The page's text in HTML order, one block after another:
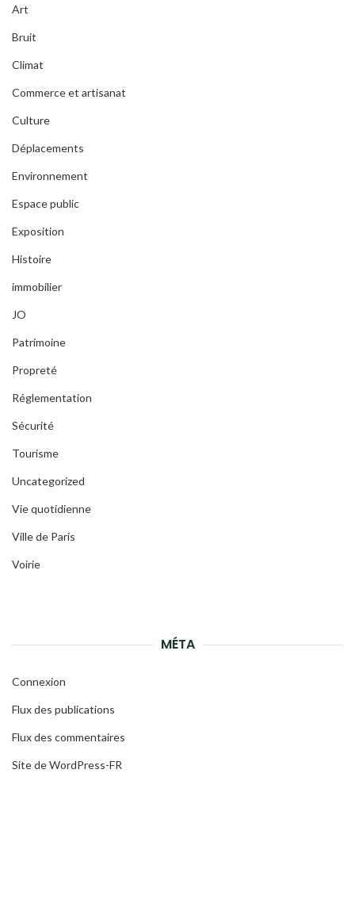
Art
Bruit
Climat
Commerce et artisanat
Culture
Déplacements
Environnement
Espace public
Exposition
Histoire
immobilier
JO
Patrimoine
Propreté
Réglementation
Sécurité
Tourisme
Uncategorized
Vie quotidienne
Ville de Paris
Voirie
MÉTA
Connexion
Flux des publications
Flux des commentaires
Site de WordPress-FR